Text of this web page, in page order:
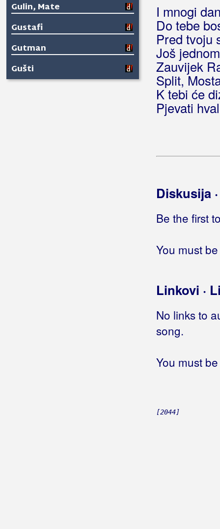
Gulin, Mate
Gustafi
Gutman
Gušti
I mnogi
Do tebe
Pred tvoju
Još
Zauvijek
Split,
K tebi će
Pjevati
Diskusija
Be the first
You must
Linkovi ·
No links to
song.
You must
[2044]